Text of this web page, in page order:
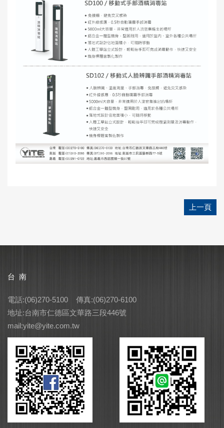
上一頁
台 南
電話:(06)270-5100 傳真:(06)270-6100
地址:台南市仁德區文華路三段446號
mail:yite@yite.com.tw